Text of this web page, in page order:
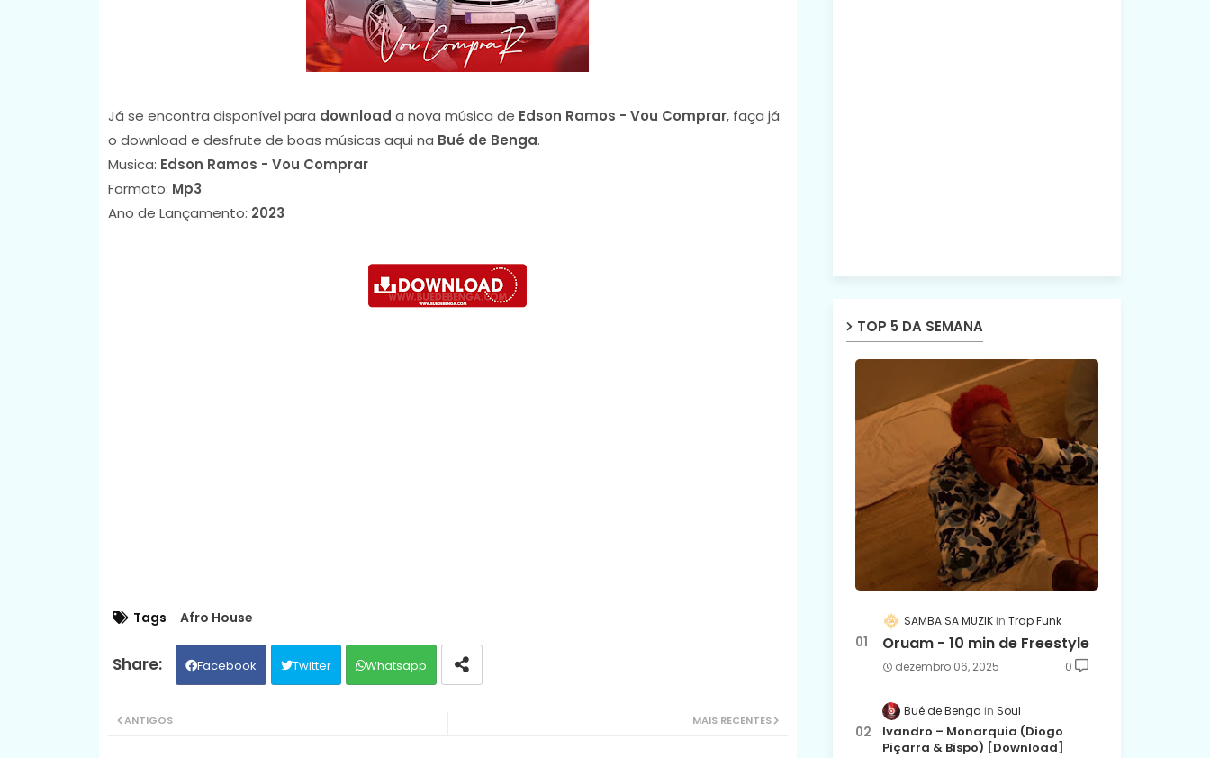
Já se encontra disponível para download a nova música de Edson Ramos - Vou Comprar, faça já
o download e desfrute de boas músicas aqui na Bué de Benga.
Musica: Edson Ramos - Vou Comprar
Formato: Mp3
Ano de Lançamento: 2023
Tags Afro House
Facebook Twitter Whatsapp
MAIS RECENTES
ANTIGOS
TOP 5 DA SEMANA
SAMBA SA MUZIK Trap Funk
Oruam - 10 min de Freestyle
dezembro 06, 2025 0
Bué de Benga Soul
Ivandro – Monarquia (Diogo
Piçarra & Bispo) [Download]